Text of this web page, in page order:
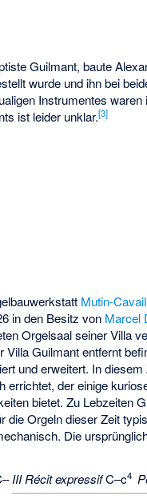
Guilmant, baute
wurde und ihn bei
Instrumentes
ist leider unklar.[3]
Mutin-
in den Besitz von Marcel
Orgelsaal seiner Villa
Guilmant entfernt
und erweitert. In diesem
errichtet, der einige
bietet. Zu Lebzeiten
die Orgeln dieser Zeit
Die
III Récit expressifC–c4